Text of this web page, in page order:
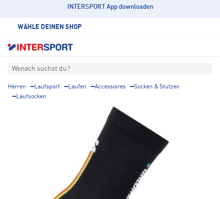
INTERSPORT App downloaden
WÄHLE DEINEN SHOP
Wonach suchst du?
Herren Laufsport Laufen Accessoires
Socken & Stutzen
Laufsocken